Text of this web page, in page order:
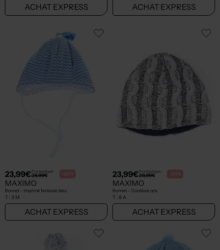
ACHAT EXPRESS ACHAT EXPRESS
23,99€Prix boutique :
29,99€ -20%
MAXIMO
Bonnet - Imprimé fantaisie bleu
T : 3 M
ACHAT EXPRESS
23,99€Prix boutique :
29,99€ -20%
MAXIMO
Bonnet - Doublure gris
T : 8 A
ACHAT EXPRESS